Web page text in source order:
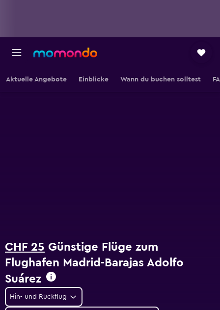
Aktuelle Angebote Einblicke Wann du buchen solltest
CHF 25 Günstige Flüge zum
Flughafen Madrid-Barajas Adolfo
Suárez
Hin- und Rückflug